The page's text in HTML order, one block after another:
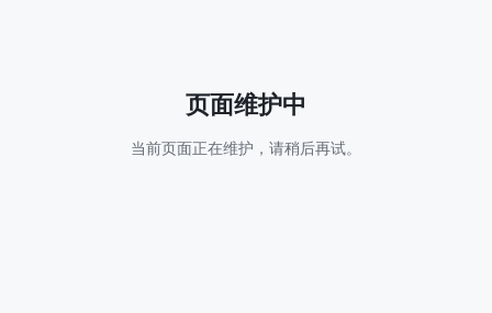
页面维护中
当前页面正在维护，请稍后再试。